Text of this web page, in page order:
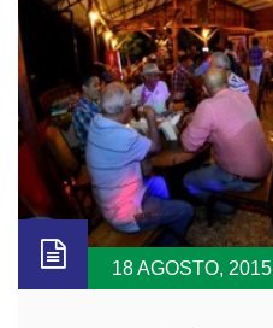
18 AGOSTO, 2015